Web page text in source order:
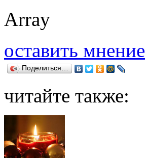
Array
оставить мнение
Поделиться…
читайте также: